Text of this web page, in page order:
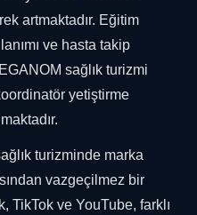
artmaktadır. Eğitim
ve hasta takip
sağlık turizmi
yetiştirme
turizminde marka
vazgeçilmez bir
TikTok ve YouTube, farklı